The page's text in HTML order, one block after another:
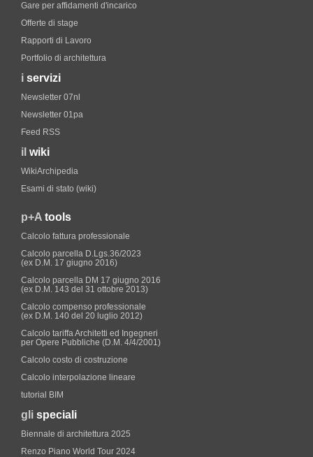
Gare per affidamenti d'incarico
Offerte di stage
Rapporti di Lavoro
Portfolio di architettura
i servizi
Newsletter 07nl
Newsletter 01pa
Feed RSS
il wiki
WikiArchipedia
Esami di stato (wiki)
p+A tools
Calcolo fattura professionale
Calcolo parcella D.Lgs.36/2023
(ex D.M. 17 giugno 2016)
Calcolo parcella DM 17 giugno 2016
(ex D.M. 143 del 31 ottobre 2013)
Calcolo compenso professionale
(ex D.M. 140 del 20 luglio 2012)
Calcolo tariffa Architetti ed Ingegneri
per Opere Pubbliche (D.M. 4/4/2001)
Calcolo costo di costruzione
Calcolo interpolazione lineare
tutorial BIM
gli speciali
Biennale di architettura 2025
Renzo Piano World Tour 2024